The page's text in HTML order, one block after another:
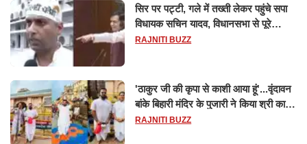
सिर पर पट्टी, गले में तख्ती लेकर पहुंचे सपा
विधायक सचिन यादव, विधानसभा से पूरे
मानसून सत्र के लिए किया गया निलंबित
RAJNITI BUZZ
'ठाकुर जी की कृपा से काशी आया हूं'...वृंदावन
बांके बिहारी मंदिर के पुजारी ने किया श्री काशी
विश्वनाथ का जलाभिषेक
RAJNITI BUZZ